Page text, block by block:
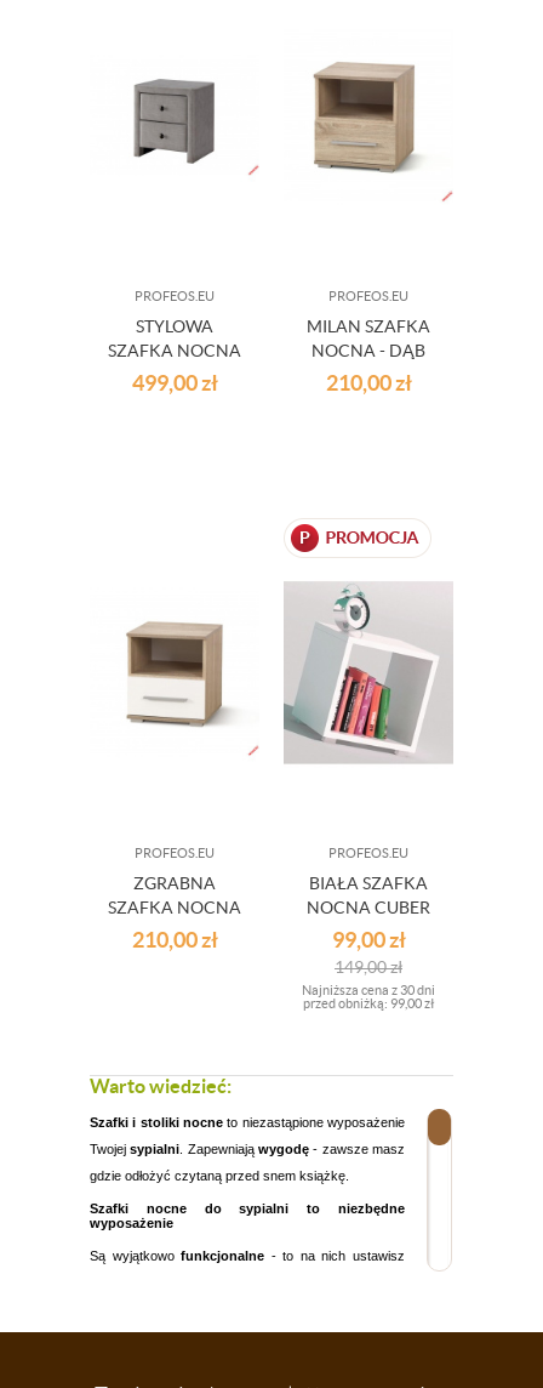
PROFEOS.EU
STYLOWA
SZAFKA NOCNA
MILDA - BEŻ
499,00zł
PROFEOS.EU
MILAN SZAFKA
NOCNA - DĄB
SONOMA
210,00zł
PROFEOS.EU
ZGRABNA
SZAFKA NOCNA
MILAN BIEL I DĄB
SONOMA
210,00zł
PROFEOS.EU
BIAŁA SZAFKA
NOCNA CUBER
99,00zł
149,00zł
Najniższa cena z 30 dni
przed obniżką: 99,00 zł
Warto wiedzieć:
Szafki i stoliki nocne to niezastąpione wyposażenie
Twojejsypialni . Zapewniająwygodę - zawsze masz
gdzie odłożyć czytaną przed snem książkę.
Szafki nocne do sypialni to niezbędne
wyposażenie
Są wyjątkowofunkcjonalne - to na nich ustawisz
wyposażenie, jakie oferujemy w naszym sklepie -